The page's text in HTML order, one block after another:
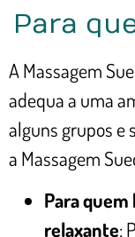
Para
A Massagem
adequa a uma
alguns grupos e
a Massagem
Para
relaxante: